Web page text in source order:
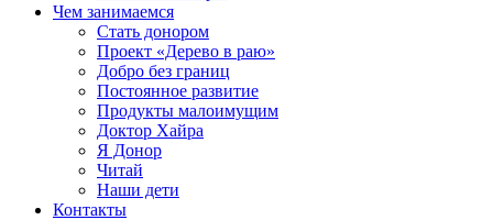
Чем занимаемся
Стать донором
Проект «Дерево в раю»
Добро без границ
Постоянное развитие
Продукты малоимущим
Доктор Хайра
Я Донор
Читай
Наши дети
Контакты